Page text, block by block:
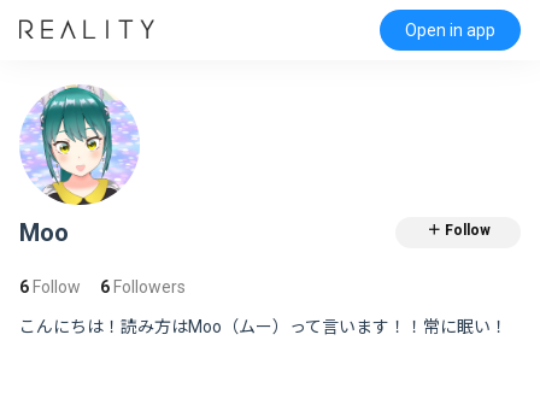
Open in app
Moo ＋ Follow
6 Follow 6 Followers
こんにちは！読み方はMoo（ムー）って言います！！常に眠い！